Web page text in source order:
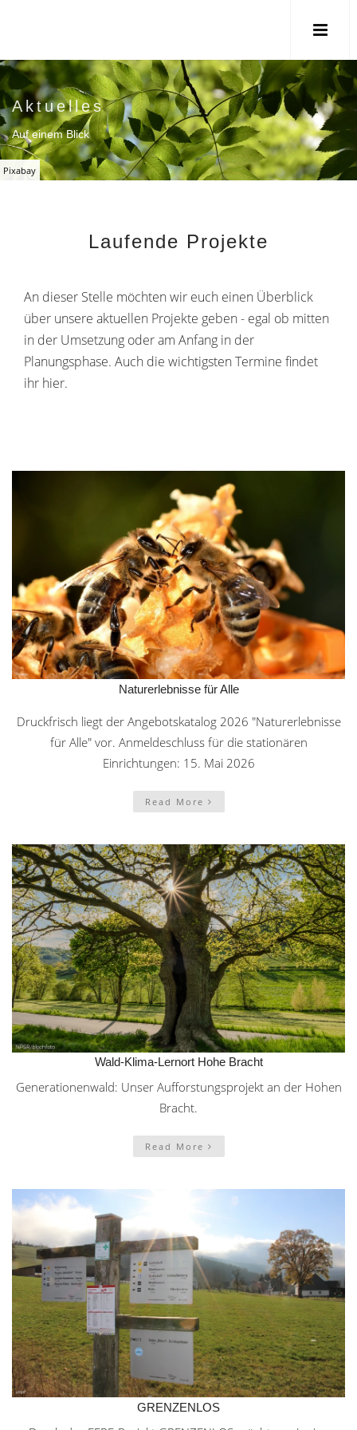
Pixabay
Aktuelles
Auf einem Blick
Laufende Projekte
An dieser Stelle möchten wir euch einen Überblick
über unsere aktuellen Projekte geben - egal ob mitten
in der Umsetzung oder am Anfang in der
Planungsphase. Auch die wichtigsten Termine findet
ihr hier.
Naturerlebnisse für Alle
Druckfrisch liegt der Angebotskatalog 2026 "Naturerlebnisse
für Alle" vor. Anmeldeschluss für die stationären
Einrichtungen: 15. Mai 2026
Read More
Wald-Klima-Lernort Hohe Bracht
Generationenwald: Unser Aufforstungsprojekt an der Hohen
Bracht.
Read More
GRENZENLOS